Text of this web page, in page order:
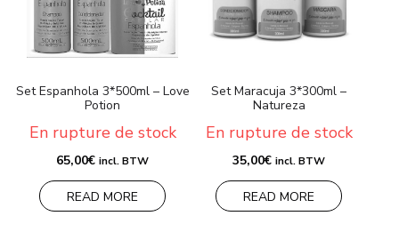
Set Espanhola 3*500ml – Love
Potion
En rupture de stock
65,00€ incl. BTW
READ MORE
Set Maracuja 3*300ml –
Natureza
En rupture de stock
35,00€ incl. BTW
READ MORE